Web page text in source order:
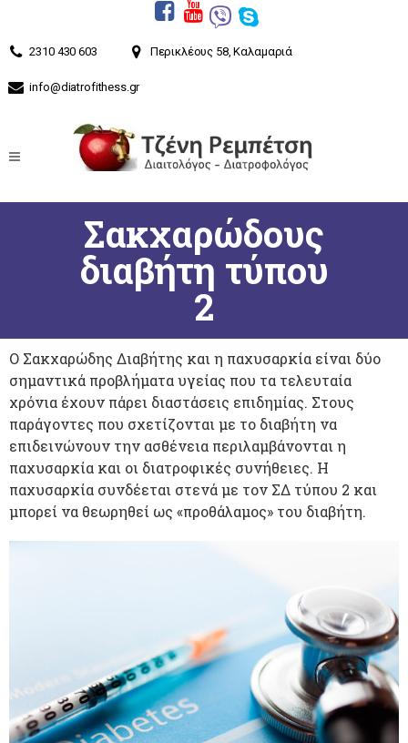
2310 430 603 Περικλέους 58, Καλαμαριά
info@diatrofithess.gr
Σακχαρώδους
διαβήτη τύπου
2
Ο Σακχαρώδης Διαβήτης και η παχυσαρκία είναι δύο
σημαντικά προβλήματα υγείας που τα τελευταία
χρόνια έχουν πάρει διαστάσεις επιδημίας. Στους
παράγοντες που σχετίζονται με το διαβήτη να
επιδεινώνουν την ασθένεια περιλαμβάνονται η
παχυσαρκία και οι διατροφικές συνήθειες. Η
παχυσαρκία συνδέεται στενά με τον ΣΔ τύπου 2 και
μπορεί να θεωρηθεί ως «προθάλαμος» του διαβήτη.